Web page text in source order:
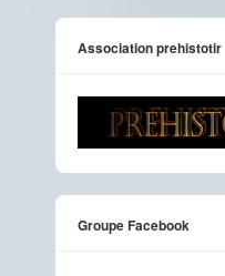
Association prehistotir
Groupe Facebook